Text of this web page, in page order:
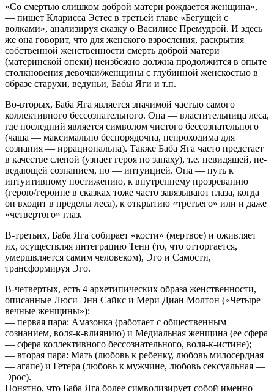
«Со смертью слишком доброй матери рождается женщина»,
— пишет Кларисса Эстес в третьей главе «Бегущей с
волками», анализируя сказку о Василисе Премудрой. И здесь
же она говорит, что для женского взросления, раскрытия
собственной женственности смерть доброй матери
(материнской опеки) неизбежно должна продолжится в опыте
столкновения девочки/женщины с глубинной женскостью в
образе старухи, ведуньи, Бабы Яги и т.п.
Во-вторых, Баба Яга является значимой частью самого
коллективного бессознательного. Она — властительница леса,
где последний является символом чистого бессознательного
(чаща — максимально беспорядочна, непроходима для
сознания — иррациональна). Также Баба Яга часто предстает
в качестве слепой (узнает героя по запаху), т.е. невидящей, не-
ведающей сознанием, но — интуицией. Она — путь к
интуитивному постижению, к внутреннему прозреванию
(герою/героине в сказках тоже часто завязывают глаза, когда
он входит в пределы леса), к открытию «третьего» или и даже
«четвертого» глаз.
В-третьих, Баба Яга собирает «кости» (мертвое) и оживляет
их, осуществляя интеграцию Тени (то, что отторгается,
умерщвляется самим человеком), Эго и Самости,
трансформируя Эго.
В-четвертых, есть 4 архетипических образа женственности,
описанные Люси Энн Сайкс и Мери Диан Молтон («Четыре
вечные женщины»):
— первая пара: Амазонка (работает с общественным
сознанием, воля-к-влиянию) и Медиальная женщина (ее сфера
— сфера коллективного бессознательного, воля-к-истине);
— вторая пара: Мать (любовь к ребенку, любовь милосердная
— агапе) и Гетера (любовь к мужчине, любовь сексуальная —
Эрос).
Понятно, что Баба Яга более символизирует собой именно